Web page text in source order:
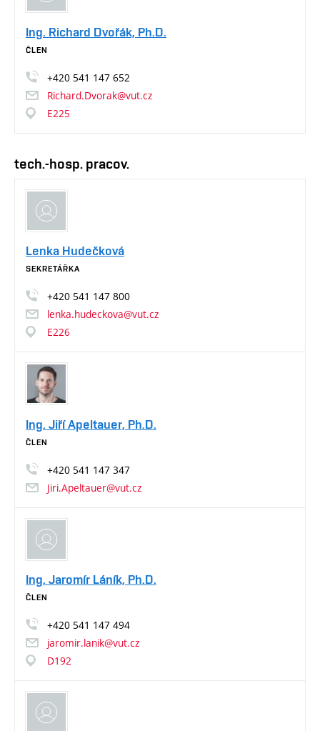
Ing. Richard Dvořák, Ph.D.
ČLEN
+420 541 147 652
Richard.Dvorak@vut.cz
E225
tech.-hosp. pracov.
Lenka Hudečková
SEKRETÁŘKA
+420 541 147 800
lenka.hudeckova@vut.cz
E226
Ing. Jiří Apeltauer, Ph.D.
ČLEN
+420 541 147 347
Jiri.Apeltauer@vut.cz
Ing. Jaromír Láník, Ph.D.
ČLEN
+420 541 147 494
jaromir.lanik@vut.cz
D192